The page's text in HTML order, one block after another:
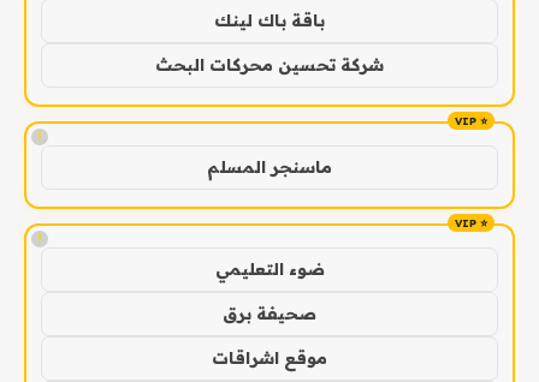
باقة باك لينك
شركة تحسين محركات البحث
!
ماسنجر المسلم
!
ضوء التعليمي
صحيفة برق
موقع اشراقات